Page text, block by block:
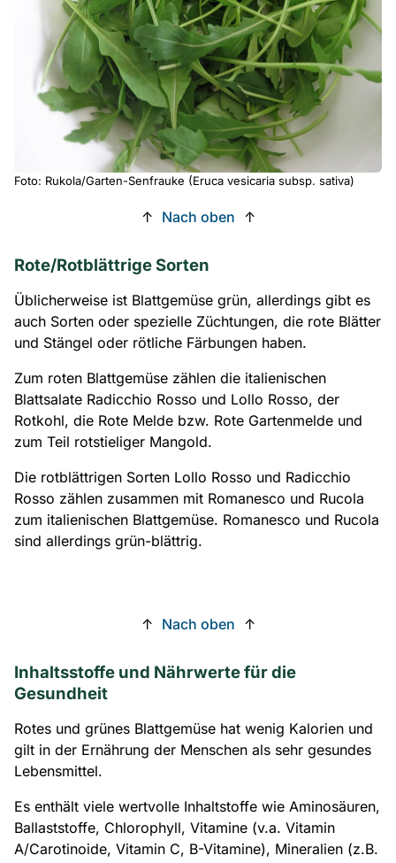
Foto: Rukola/Garten-Senfrauke (Eruca vesicaria subsp. sativa)
↑ Nach oben ↑
Rote/Rotblättrige Sorten
Üblicherweise ist Blattgemüse grün, allerdings gibt es
auch Sorten oder spezielle Züchtungen, die rote Blätter
und Stängel oder rötliche Färbungen haben.
Zum roten Blattgemüse zählen die italienischen
Blattsalate Radicchio Rosso und Lollo Rosso, der
Rotkohl, die Rote Melde bzw. Rote Gartenmelde und
zum Teil rotstieliger Mangold.
Die rotblättrigen Sorten Lollo Rosso und Radicchio
Rosso zählen zusammen mit Romanesco und Rucola
zum italienischen Blattgemüse. Romanesco und Rucola
sind allerdings grün-blättrig.
↑ Nach oben ↑
Inhaltsstoffe und Nährwerte für die
Gesundheit
Rotes und grünes Blattgemüse hat wenig Kalorien und
gilt in der Ernährung der Menschen als sehr gesundes
Lebensmittel.
Es enthält viele wertvolle Inhaltstoffe wie Aminosäuren,
Ballaststoffe, Chlorophyll, Vitamine (v.a. Vitamin
A/Carotinoide, Vitamin C, B-Vitamine), Mineralien (z.B.